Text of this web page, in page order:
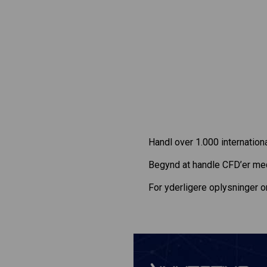
Handl over 1.000
Begynd at handle CFD’er
For yderligere oplysninger